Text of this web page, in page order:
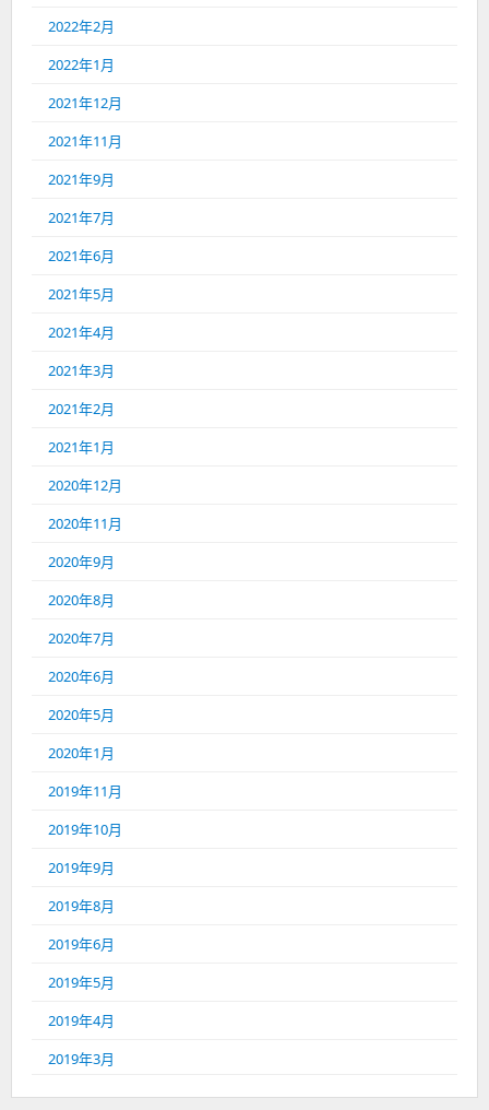
2022年2月
2022年1月
2021年12月
2021年11月
2021年9月
2021年7月
2021年6月
2021年5月
2021年4月
2021年3月
2021年2月
2021年1月
2020年12月
2020年11月
2020年9月
2020年8月
2020年7月
2020年6月
2020年5月
2020年1月
2019年11月
2019年10月
2019年9月
2019年8月
2019年6月
2019年5月
2019年4月
2019年3月